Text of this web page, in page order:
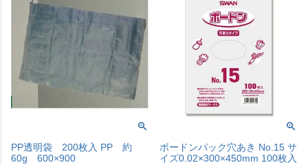
PP透明袋 200枚入 PP 約
60g 600×900
ボードンパック穴あき No.15 サ
イズ0.02×300×450mm 100枚入